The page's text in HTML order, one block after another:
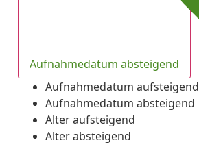
Aufnahmedatum absteigend
Aufnahmedatum aufsteigend
Aufnahmedatum absteigend
Alter aufsteigend
Alter absteigend